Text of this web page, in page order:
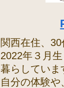
関西在住、30
2022年３月
暮らしていま
自分の体験や